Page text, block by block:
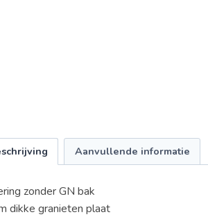
Aanvullende informatie
zonder GN bak
dikke granieten plaat